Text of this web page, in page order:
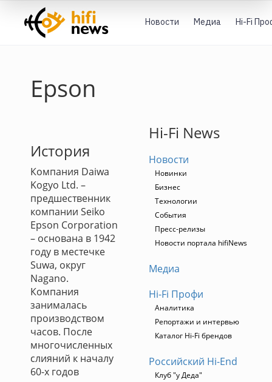
Новости Медиа Hi-Fi
Epson
История
Компания Daiwa
Kogyo Ltd. –
предшественник
компании Seiko
Epson Corporation
– основана в 1942
году в местечке
Suwa, округ
Nagano.
Компания
занималась
производством
часов. После
многочисленных
слияний к началу
60-х годов
Hi-Fi News
Новости
Новинки
Бизнес
Технологии
События
Пресс-релизы
Новости портала hifiNews
Медиа
Hi-Fi Профи
Аналитика
Репортажи и интервью
Каталог Hi-Fi брендов
Российский Hi-End
Клуб "у Деда"